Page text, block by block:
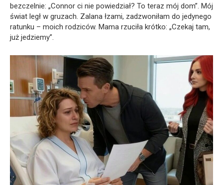
bezczelnie: „Connor ci nie powiedział? To teraz mój dom”. Mój
świat legł w gruzach. Zalana łzami, zadzwoniłam do jedynego
ratunku – moich rodziców. Mama rzuciła krótko: „Czekaj tam,
już jedziemy”.